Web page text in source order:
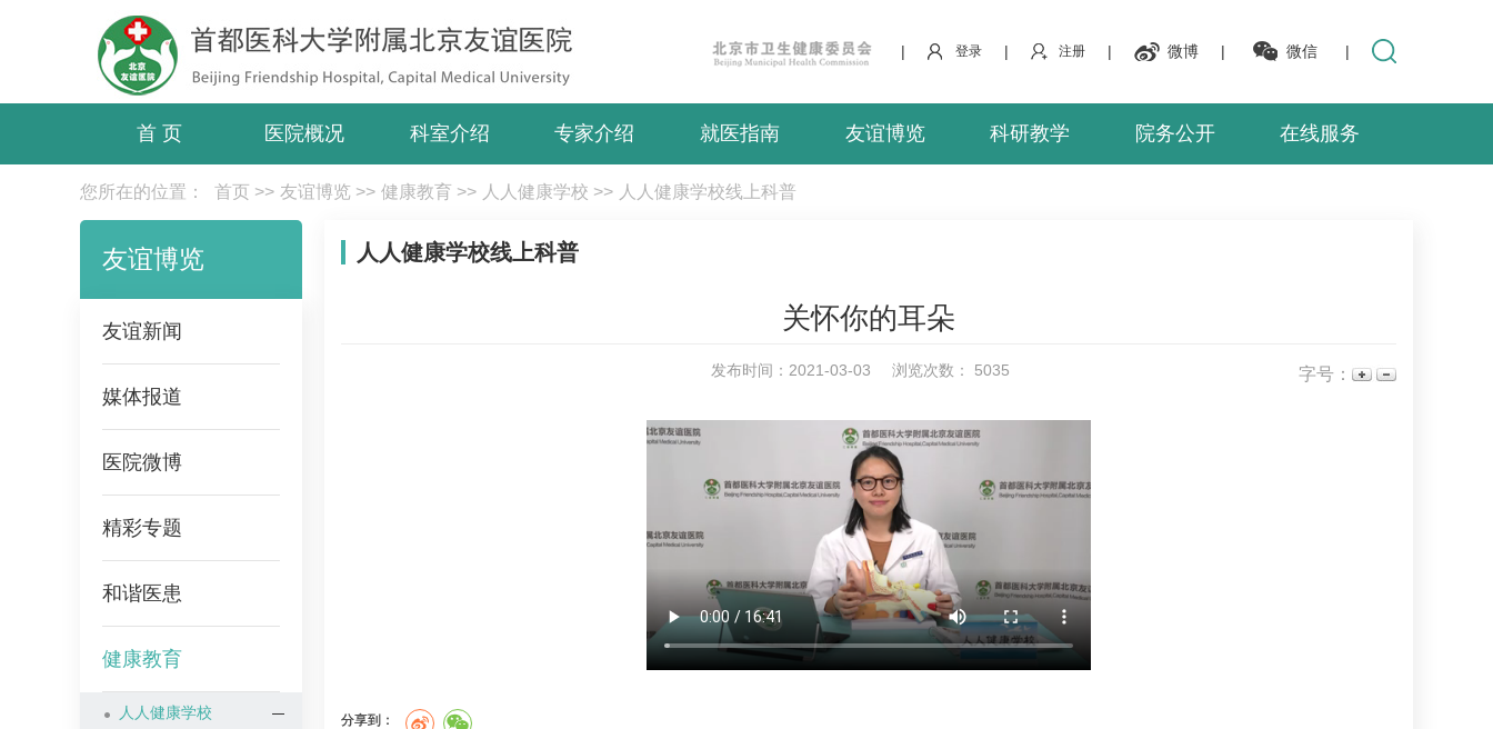
| 登录 | 注册 | 微博 | 微信 |
首 页 医院概况 科室介绍 专家介绍 就医指南 友谊博览 科研教学 院务公开 在线服务
您所在的位置： 首页 >> 友谊博览 >> 健康教育 >> 人人健康学校 >> 人人健康学校线上科普
友谊博览
友谊新闻
媒体报道
医院微博
精彩专题
和谐医患
健康教育
人人健康学校
人人健康学校线上科普
关怀你的耳朵
发布时间：2021-03-03 浏览次数： 5035 字号：
分享到：